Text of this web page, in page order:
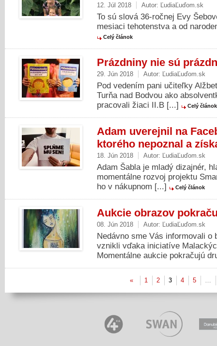
12. Júl 2018 Autor: ĽudiaĽuďom.sk
To sú slová 36-ročnej Evy
mesiaci tehotenstva a od
Celý článok
Prázdniny nie sú
29. Jún 2018 Autor: ĽudiaĽuďom.sk
Pod vedením pani učiteľky
Turňa nad Bodvou ako
pracovali žiaci II.B [...]
Celý článok
Adam uverejnil na
ktorého nepoznal a
18. Jún 2018 Autor: ĽudiaĽuďom.sk
Adam Šabla je mladý dizajnér,
momentálne rozvoj projektu
ho v nákupnom [...]
Celý článok
Aukcie obrazov
08. Jún 2018 Autor: ĽudiaĽuďom.sk
Nedávno sme Vás informovali
vznikli vďaka iniciatíve
Momentálne aukcie pokračujú
« 1 2 3 4 5 …